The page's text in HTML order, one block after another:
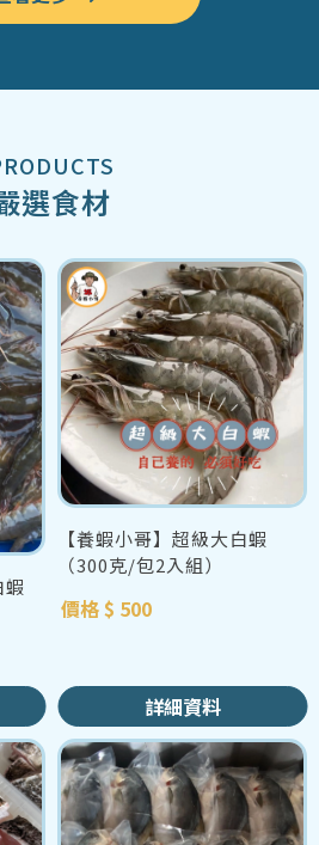
選食材
蝦
【養蝦小哥】超級大白蝦
（300克/包2入組）
價格 $ 500
詳細資料